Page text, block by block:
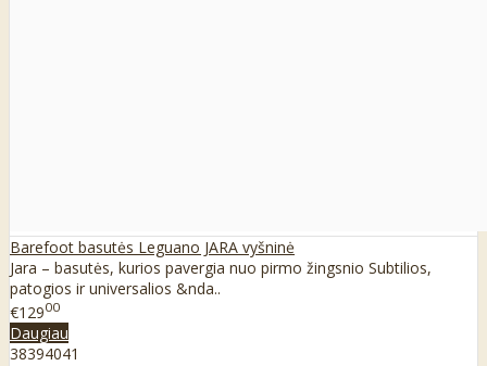
Barefoot basutės Leguano JARA vyšninė
Jara – basutės, kurios pavergia nuo pirmo žingsnio Subtilios,
patogios ir universalios &nda..
€12900
Daugiau
38394041